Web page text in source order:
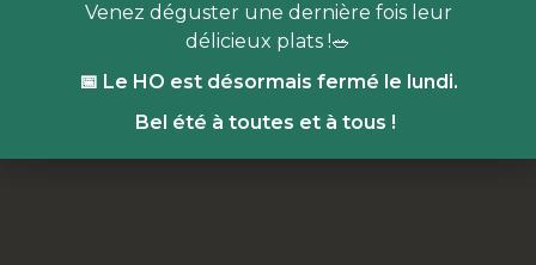
Venez déguster une dernière fois leur
délicieux plats !🥗
📅 Le HO est désormais fermé le lundi.
Bel été à toutes et à tous !